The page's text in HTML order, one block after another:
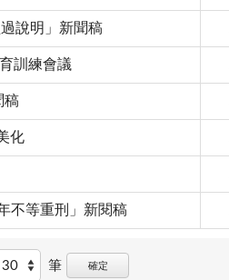
說明」新聞稿
訓練會議
稿
化
不等重刑」新閱稿
筆 確定